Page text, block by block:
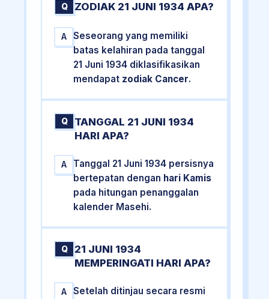
Q ZODIAK 21 JUNI 1934 APA?
A
Seseorang yang memiliki
batas kelahiran pada tanggal
21 Juni 1934 diklasifikasikan
mendapat zodiak Cancer.
Q
TANGGAL 21 JUNI 1934
HARI APA?
A
Tanggal 21 Juni 1934 persisnya
bertepatan dengan hari Kamis
pada hitungan penanggalan
kalender Masehi.
Q
21 JUNI 1934
MEMPERINGATI HARI APA?
A
Setelah ditinjau secara resmi